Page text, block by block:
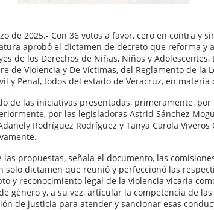
de 2025.- Con 36 votos a favor, cero en contra y
aprobó el dictamen de decreto que reforma y
de los Derechos de Niñas, Niños y Adolescentes,
de Violencia y De Víctimas, del Reglamento de la
y Penal, todos del estado de Veracruz, en
de las iniciativas presentadas, primeramente,
por las legisladoras Astrid Sánchez
Rodríguez Rodríguez y Tanya Carola Viveros
propuestas, señala el documento, las
dictamen que reunió y perfeccionó las
y reconocimiento legal de la violencia vicaria
género y, a su vez, articular la competencia de
de justicia para atender y sancionar esas